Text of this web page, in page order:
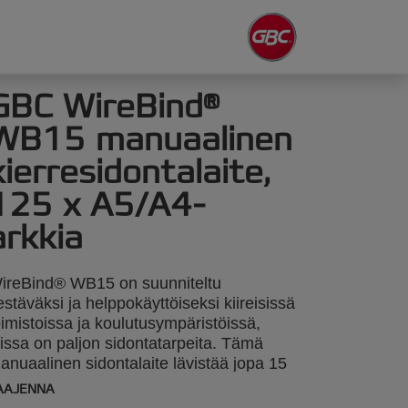
WireBind®
manuaalinen
x A5/A4-
WB15 on suunniteltu
ja helppokäyttöiseksi kiireisissä
ja koulutusympäristöissä,
on paljon sidontatarpeita. Tämä
sidontalaite lävistää jopa 15
80 g/m²:n paperia ja sitoo jopa 125